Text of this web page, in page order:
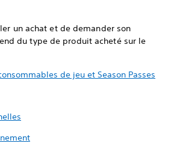
un achat et de demander son
du type de produit acheté sur le
de jeu et Season Passes